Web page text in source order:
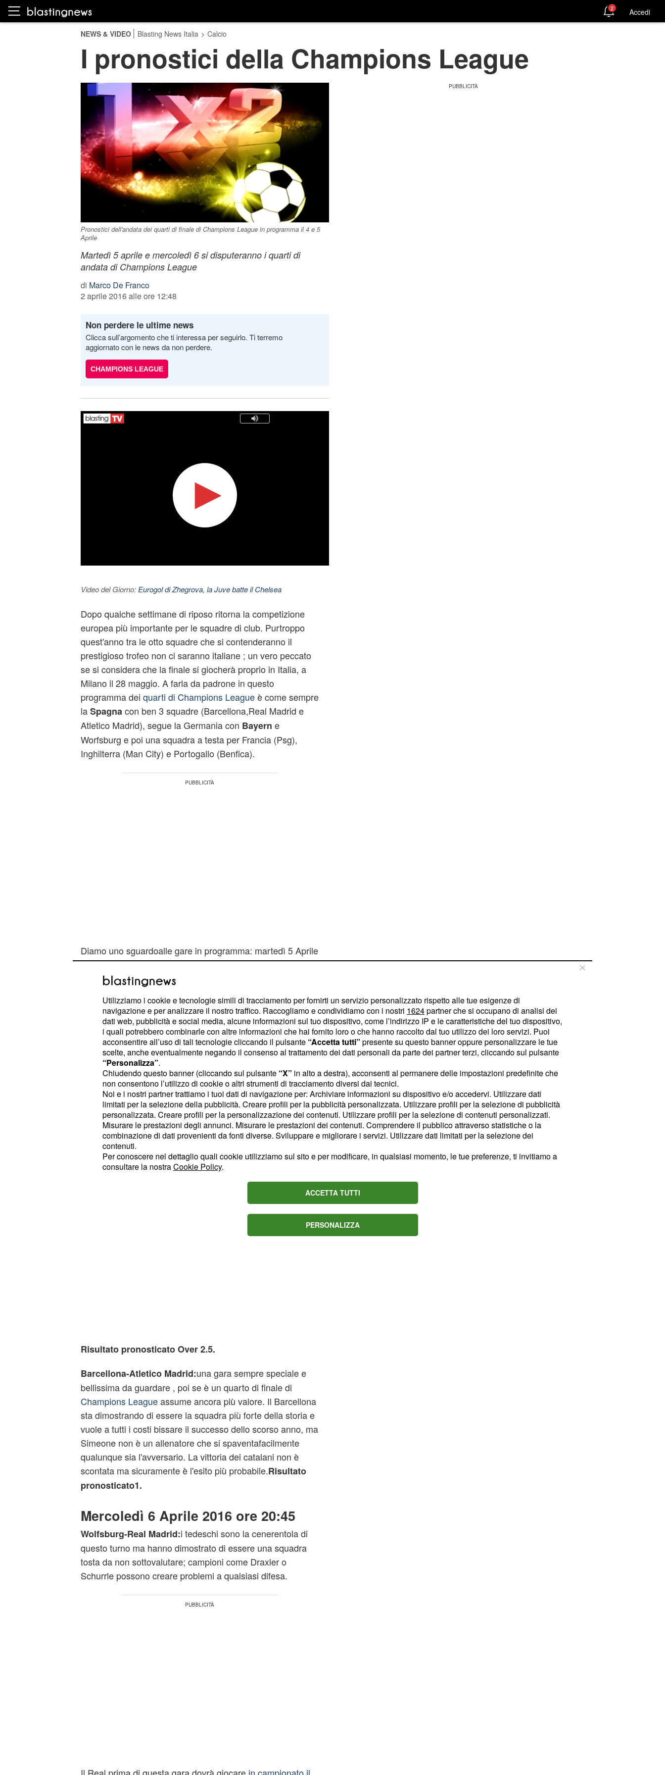
2 Accedi
NEWS & VIDEO Blasting News Italia > Calcio
I pronostici della Champions League
Pronostici dell'andata dei quarti di finale di Champions League in programma il 4 e 5
Aprile
Martedì 5 aprile e mercoledì 6 si disputeranno i quarti di
andata di Champions League
di Marco De Franco
2 aprile 2016 alle ore 12:48
Non perdere le ultime news
Clicca sull’argomento che ti interessa per seguirlo. Ti terremo
aggiornato con le news da non perdere.
CHAMPIONS LEAGUE
Video del Giorno: Eurogol di Zhegrova, la Juve batte il Chelsea
Dopo qualche settimane di riposo ritorna la competizione
europea più importante per le squadre di club. Purtroppo
quest'anno tra le otto squadre che si contenderanno il
prestigioso trofeo non ci saranno italiane ; un vero peccato
se si considera che la finale si giocherà proprio in Italia, a
Milano il 28 maggio. A farla da padrone in questo
programma dei quarti di Champions Leagueè come sempre
laSpagna con ben 3 squadre (Barcellona,Real Madrid e
Atletico Madrid), segue la Germania con Bayern e
Worfsburg e poi una squadra a testa per Francia (Psg),
Inghilterra (Man City) e Portogallo (Benfica).
Diamo uno sguardoalle gare in programma: martedì 5 Aprile
ore 20:45 si giocherà il derby spagnolo tra Barcellona e
Atletico Madrid e Bayern Monaco- Benfica; mentre
con Wolfsburg-Real Madrid e Psg-Man City. Ma analizziamo
in dettaglio le partite fornendo pronostici che secondo noi
sembrano i più probabili.
Martedì 5 Aprile 2016 ore 20:45
Bayern Monaco-Benfica: i campioni bavaresi sono una
delle squadre favorite per la vittoria finale quindi in questo
quarto di finale parte con tutti i favori dei pronostici. La sfida
con la Juventus ha dimostrato che qualche piccolo punto
debole i tedeschi ce l'hanno. Il Benfica invece punta tutto sul
bomber Jonas in corsa per la scarpa d'oro.
Risultato pronosticato Over 2.5.
Barcellona-Atletico Madrid:una gara sempre speciale e
bellissima da guardare , poi se è un quarto di finale di
Champions Leagueassume ancora più valore. Il Barcellona
sta dimostrando di essere la squadra più forte della storia e
vuole a tutti i costi bissare il successo dello scorso anno, ma
Simeone non è un allenatore che si spaventafacilmente
qualunque sia l'avversario. La vittoria dei catalani non è
scontata ma sicuramente è l'esito più probabile.Risultato
pronosticato1.
Mercoledì 6 Aprile 2016 ore 20:45
Wolfsburg-Real Madrid:i tedeschi sono la cenerentola di
questo turno ma hanno dimostrato di essere una squadra
tosta da non sottovalutare; campioni come Draxler o
Schurrle possono creare problemi a qualsiasi difesa.
Utilizziamo i cookie e tecnologie simili di tracciamento per fornirti un servizio personalizzato rispetto alle tue esigenze di
navigazione e per analizzare il nostro traffico. Raccogliamo e condividiamo con i nostri 1624partner che si occupano di analisi dei
dati web, pubblicità e social media, alcune informazioni sul tuo dispositivo, come l’indirizzo IP e le caratteristiche del tuo dispositivo,
i quali potrebbero combinarle con altre informazioni che hai fornito loro o che hanno raccolto dal tuo utilizzo dei loro servizi. Puoi
acconsentire all’uso di tali tecnologie cliccando il pulsante “Accetta tutti” presente su questo banner oppure personalizzare le tue
scelte, anche eventualmente negando il consenso al trattamento dei dati personali da parte dei partner terzi, cliccando sul pulsante
“Personalizza”.
Chiudendo questo banner (cliccando sul pulsante “X” in alto a destra), acconsenti al permanere delle impostazioni predefinite che
non consentono l’utilizzo di cookie o altri strumenti di tracciamento diversi dai tecnici.
Noi e i nostri partner trattiamo i tuoi dati di navigazione per: Archiviare informazioni su dispositivo e/o accedervi. Utilizzare dati
limitati per la selezione della pubblicità. Creare profili per la pubblicità personalizzata. Utilizzare profili per la selezione di pubblicità
personalizzata. Creare profili per la personalizzazione dei contenuti. Utilizzare profili per la selezione di contenuti personalizzati.
Misurare le prestazioni degli annunci. Misurare le prestazioni dei contenuti. Comprendere il pubblico attraverso statistiche o la
combinazione di dati provenienti da fonti diverse. Sviluppare e migliorare i servizi. Utilizzare dati limitati per la selezione dei
contenuti.
Per conoscere nel dettaglio quali cookie utilizziamo sul sito e per modificare, in qualsiasi momento, le tue preferenze, ti invitiamo a
consultare la nostraCookie Policy.
ACCETTA TUTTI
PERSONALIZZA